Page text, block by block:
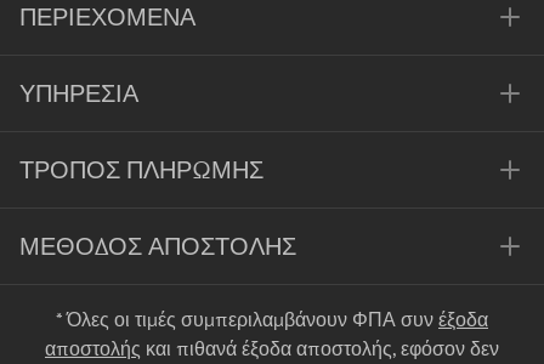
ΠΕΡΙΕΧΌΜΕΝΑ
ΥΠΗΡΕΣΊΑ
ΤΡΌΠΟΣ ΠΛΗΡΩΜΉΣ
ΜΈΘΟΔΟΣ ΑΠΟΣΤΟΛΉΣ
* Όλες οι τιμές συμπεριλαμβάνουν ΦΠΑ συν έξοδα
αποστολής και πιθανά έξοδα αποστολής, εφόσον δεν